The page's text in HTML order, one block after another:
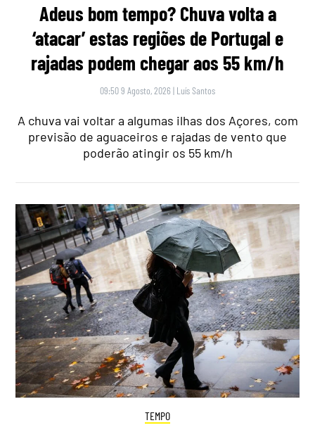
Adeus bom tempo? Chuva volta a
‘atacar’ estas regiões de Portugal e
rajadas podem chegar aos 55 km/h
09:50 9 Agosto, 2026 | Luís Santos
A chuva vai voltar a algumas ilhas dos Açores, com
previsão de aguaceiros e rajadas de vento que
poderão atingir os 55 km/h
TEMPO